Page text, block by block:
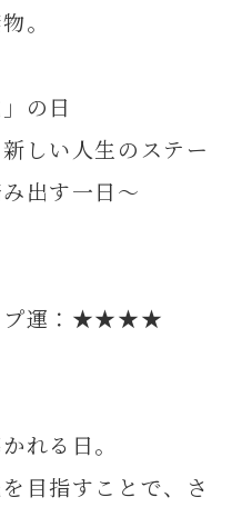
。
の日
しい人生のステー
出す一日～
プ運：★★★★
れる日。
目指すことで、さ